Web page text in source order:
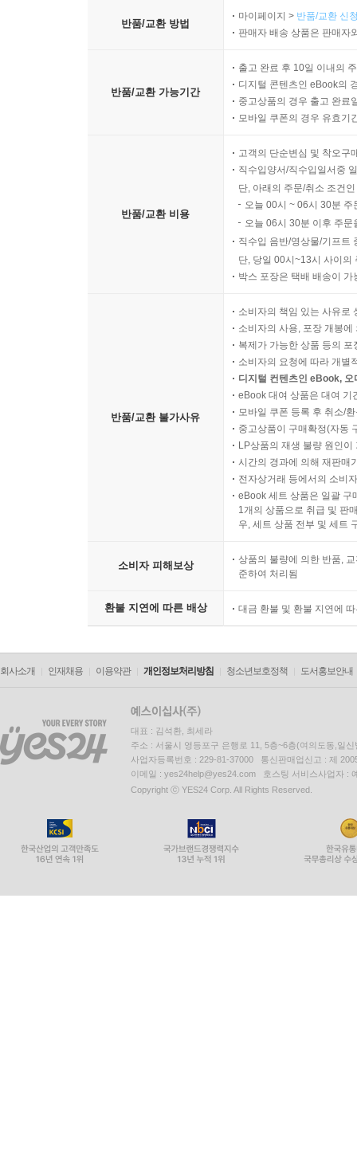
반품/교환 방법
마이페이지 > 반품/교환 신
판매자 배송 상품은 판매자
반품/교환 가능기간
출고 완료 후 10일 이내의
디지털 콘텐츠인 eBook의
중고상품의 경우 출고 완료
모바일 쿠폰의 경우 유효기
반품/교환 비용
고객의 단순변심 및 착오구
직수입양서/직수입일서중
단, 아래의 주문/취소 조건
오늘 00시 ~ 06시 30분
오늘 06시 30분 이후 주
직수입 음반/영상물/기프트
단, 당일 00시~13시 사이의
박스 포장은 택배 배송이
반품/교환 불가사유
소비자의 책임 있는 사유로
소비자의 사용, 포장 개봉
복제가 가능한 상품 등의
소비자의 요청에 따라 개별
디지털 컨텐츠인 eBook,
eBook 대여 상품은 대여 기
모바일 쿠폰 등록 후 취소/
중고상품이 구매확정(자동
LP상품의 재생 불량 원인
시간의 경과에 의해 재판매
전자상거래 등에서의 소비
eBook 세트 상품은 일괄 구
1개의 상품으로 취급 및 판
우, 세트 상품 전부 및 세트
소비자 피해보상
상품의 불량에 의한 반품,
준하여 처리됨
환불 지연에 따른 배상 대금 환불 및 환불 지연에
회사소개 인재채용 이용약관 개인정보처리방침 청소년보호정책 도서홍보안내
대표 : 김석환, 최세라
주소 : 서울시 영등포구 은행로 11, 5층~6층(여의도동,일신
사업자등록번호 : 229-81-37000 통신판매업신고 : 제
이메일 : yes24help@yes24.com 호스팅 서비스사업자 :
Copyright ⓒ YES24 Corp. All Rights Reserved.